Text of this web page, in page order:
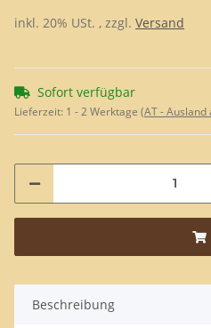
inkl. 20% USt. , zzgl. Versand
Sofort verfügbar
Lieferzeit: 1 - 2 Werktage (AT - Ausland
Beschreibung